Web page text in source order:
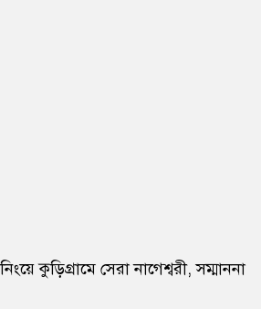
কুড়িগ্রামে সেরা নাগেশ্বরী, সম্মাননা